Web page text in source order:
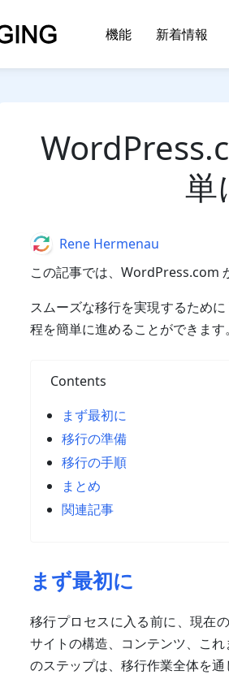
機能 新着情報
単
この記事では、WordPress.com
スムーズな移行を実現するため
程を簡単に進めることができます。
Contents
まず最初に
移行の準備
移行の手順
まとめ
関連記事
まず最初に
移行プロセスに入る前に、現在
サイトの構造、コンテンツ、こ
のステップは、移行作業全体を通
AuthorRene Hermenau